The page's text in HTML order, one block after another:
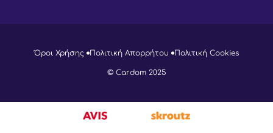
Όροι Χρήσης Πολιτική Απορρήτου Πολιτική Cookies
© Cardom 2025